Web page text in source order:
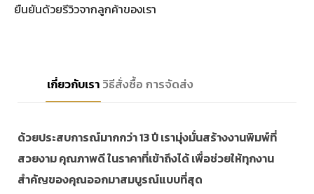
ยืนยันด้วยรีวิวจากลูกค้าของเรา
เกี่ยวกับเรา วิธีสั่งซื้อ การจัดส่ง
ด้วยประสบการณ์มากกว่า 13 ปี เรามุ่งมั่นสร้างงานพิมพ์ที่
สวยงาม คุณภาพดี ในราคาที่เข้าถึงได้ เพื่อช่วยให้ทุกงาน
สำคัญของคุณออกมาสมบูรณ์แบบที่สุด